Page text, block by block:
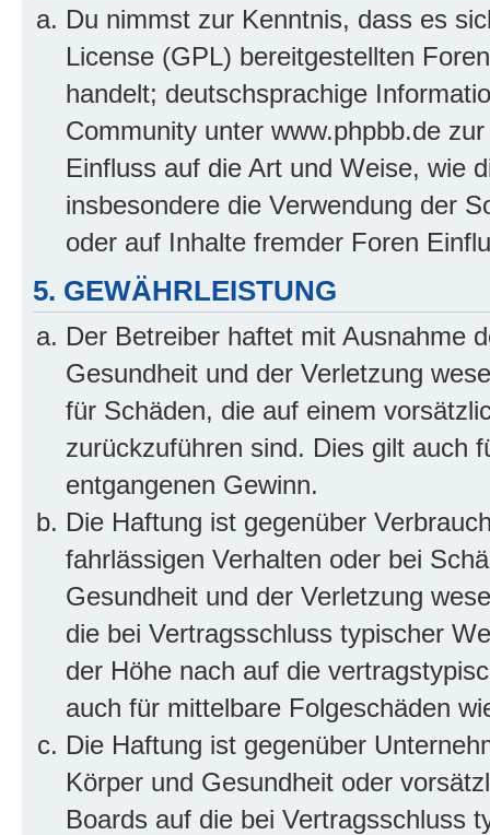
Du nimmst zur Kenntnis, dass es
License (GPL) bereitgestellten
handelt; deutschsprachige
Community unter www.phpbb.de
Einfluss auf die Art und Weise, wie
insbesondere die Verwendung der
oder auf Inhalte fremder Foren
5. GEWÄHRLEISTUNG
Der Betreiber haftet mit Ausnahme
Gesundheit und der Verletzung
für Schäden, die auf einem
zurückzuführen sind. Dies gilt auch
entgangenen Gewinn.
Die Haftung ist gegenüber
fahrlässigen Verhalten oder bei
Gesundheit und der Verletzung
die bei Vertragsschluss typischer
der Höhe nach auf die
auch für mittelbare Folgeschäden
Die Haftung ist gegenüber
Körper und Gesundheit oder
Boards auf die bei Vertragsschluss